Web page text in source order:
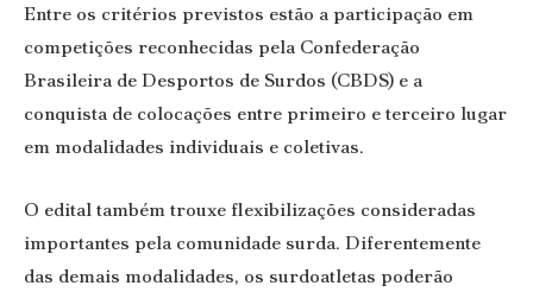
Entre os critérios previstos estão a participação em
competições reconhecidas pela Confederação
Brasileira de Desportos de Surdos (CBDS) e a
conquista de colocações entre primeiro e terceiro lugar
em modalidades individuais e coletivas.
O edital também trouxe flexibilizações consideradas
importantes pela comunidade surda. Diferentemente
das demais modalidades, os surdoatletas poderão